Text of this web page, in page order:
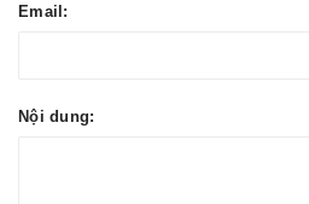
Email:
Nội dung: